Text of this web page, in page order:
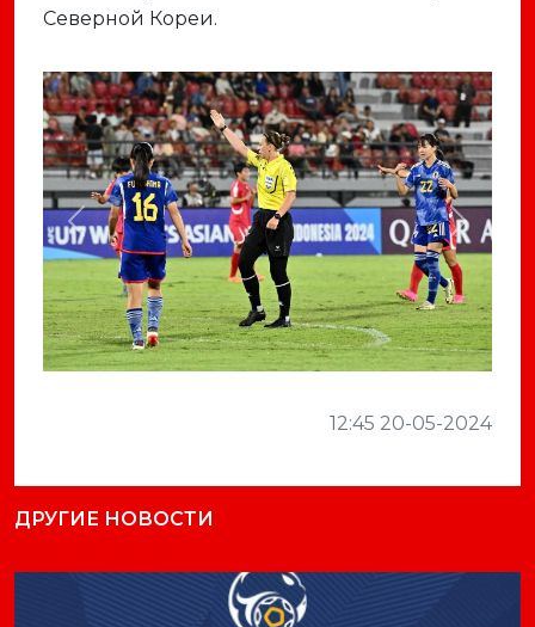
Северной Кореи.
Previous Next
12:45 20-05-2024
ДРУГИЕ НОВОСТИ